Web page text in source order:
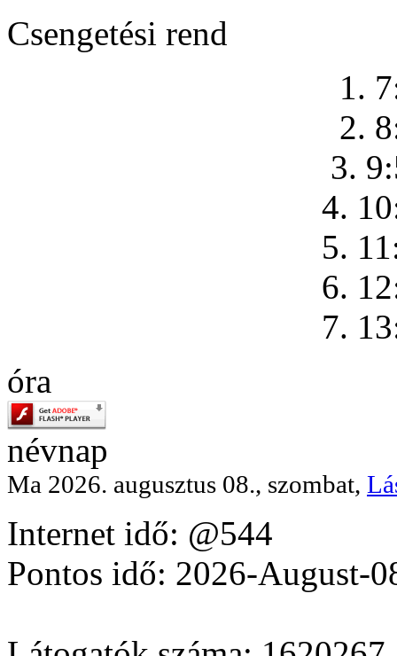
Csengetési rend
1.
2.
3.
4.
5.
6.
7.
óra
névnap
Ma 2026. augusztus 08., szombat,
Internet idő: @544
Pontos idő: 2026-August-